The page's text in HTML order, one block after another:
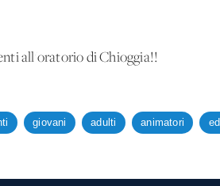
all'oratorio di Chioggia!!
giovani adulti animatori